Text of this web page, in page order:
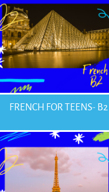
FRENCH FOR TEENS- B2